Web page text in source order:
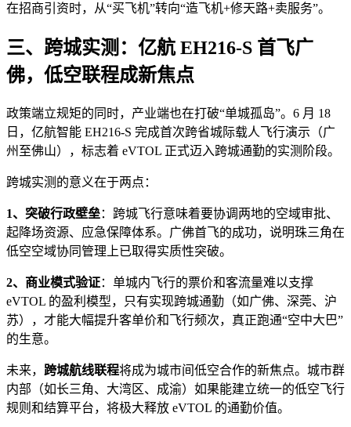
在招商引资时，从“买飞机”转向“造飞机+修天路+卖服务”。
三、跨城实测：亿航 EH216-S 首飞广
佛，低空联程成新焦点
政策端立规矩的同时，产业端也在打破“单城孤岛”。6 月 18
日，亿航智能 EH216-S 完成首次跨省城际载人飞行演示（广
州至佛山），标志着 eVTOL 正式迈入跨城通勤的实测阶段。
跨城实测的意义在于两点：
1、突破行政壁垒：跨城飞行意味着要协调两地的空域审批、
起降场资源、应急保障体系。广佛首飞的成功，说明珠三角在
低空空域协同管理上已取得实质性突破。
2、商业模式验证：单城内飞行的票价和客流量难以支撑
eVTOL 的盈利模型，只有实现跨城通勤（如广佛、深莞、沪
苏），才能大幅提升客单价和飞行频次，真正跑通“空中大巴”
的生意。
未来， 跨城航线联程将成为城市间低空合作的新焦点。城市群
内部（如长三角、大湾区、成渝）如果能建立统一的低空飞行
规则和结算平台，将极大释放 eVTOL 的通勤价值。